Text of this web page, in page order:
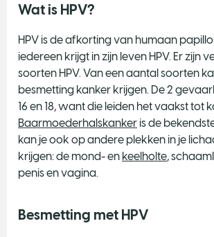
Wat is HPV?
HPV is de afkorting van humaan
iedereen krijgt in zijn leven HPV. Er zijn
soorten HPV. Van een aantal soorten
besmetting kanker krijgen. De 2
16 en 18, want die leiden het vaakst tot
Baarmoederhalskanker is de
kan je ook op andere plekken in je
krijgen: de mond- en keelholte,
penis en vagina.
Besmetting met HPV